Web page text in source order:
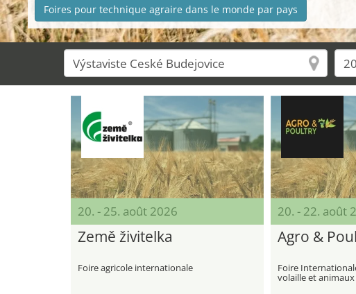
Foires pour technique agraire dans le monde par pays
20. - 25. août 2026
Země živitelka
Foire agricole internationale
20. - 22. août
Agro &
Foire
volaille et animaux